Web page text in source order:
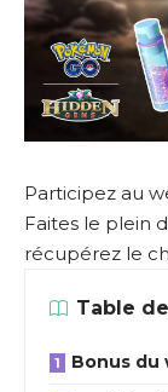
Participez au
Faites le plein
récupérez le
Table
Bonus du